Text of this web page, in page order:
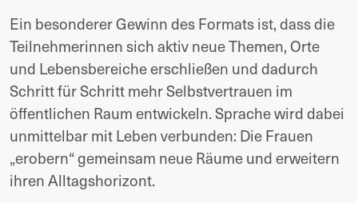
Ein besonderer Gewinn des Formats ist, dass die
Teilnehmerinnen sich aktiv neue Themen, Orte
und Lebensbereiche erschließen und dadurch
Schritt für Schritt mehr Selbstvertrauen im
öffentlichen Raum entwickeln. Sprache wird dabei
unmittelbar mit Leben verbunden: Die Frauen
„erobern“ gemeinsam neue Räume und erweitern
ihren Alltagshorizont.